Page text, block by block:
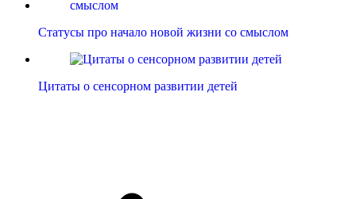
Статусы про начало новой жизни со смыслом
Цитаты о сенсорном развитии детей